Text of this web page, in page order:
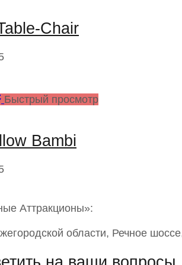
Chair
Быстрый просмотр
Bambi
Аттракционы»:
области, Речное